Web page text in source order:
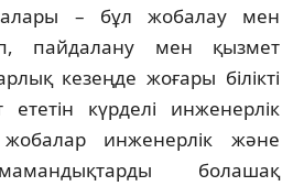
– бұл жобалау мен
пайдалану мен қыз­мет
кезеңде жо­ғары білікті
күрделі инженерлік
инженерлік және
болашақ